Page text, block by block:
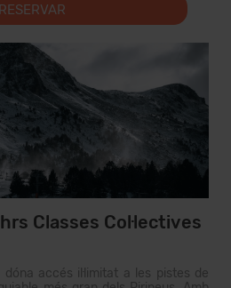
RESERVAR
Classes Col·lectives
accés il·limitat a les pistes de